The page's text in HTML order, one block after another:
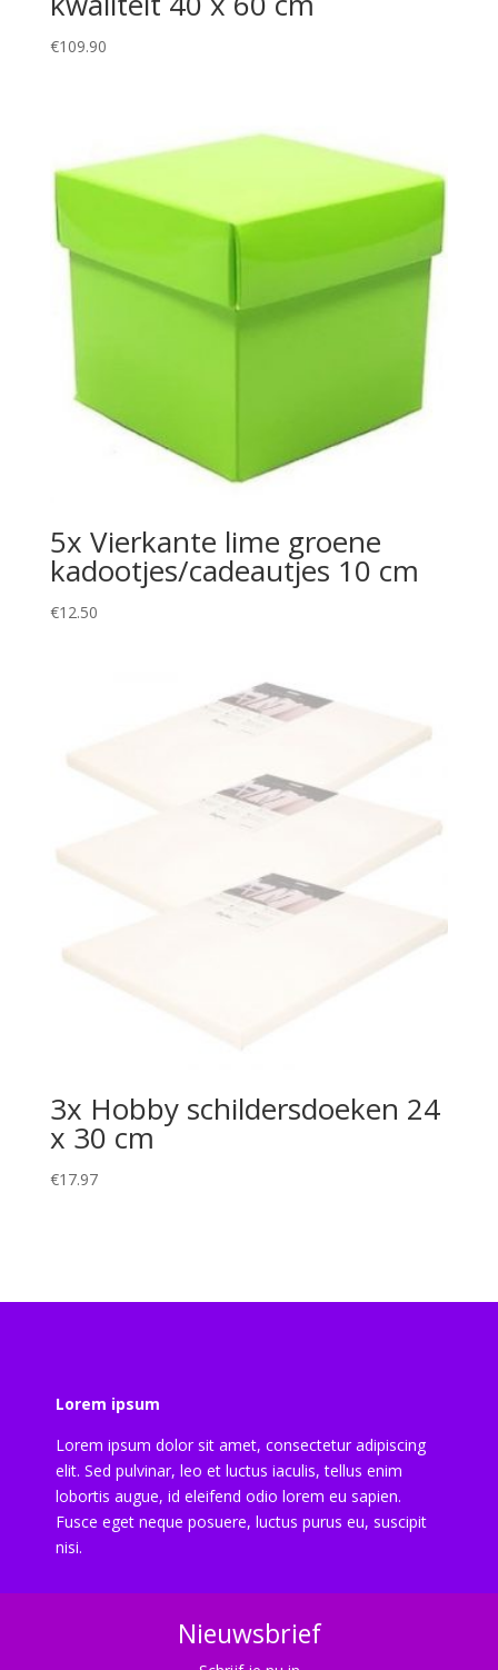
€109.90
5x Vierkante lime groene
kadootjes/cadeautjes 10 cm
€12.50
3x Hobby schildersdoeken 24
x 30 cm
€17.97
Lorem ipsum
Lorem ipsum dolor sit amet, consectetur adipiscing
elit. Sed pulvinar, leo et luctus iaculis, tellus enim
lobortis augue, id eleifend odio lorem eu sapien.
Fusce eget neque posuere, luctus purus eu, suscipit
nisi.
Nieuwsbrief